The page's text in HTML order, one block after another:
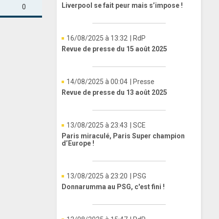
0
Liverpool se fait peur mais s’impose !
16/08/2025 à 13:32
| RdP
Revue de presse du 15 août 2025
14/08/2025 à 00:04
| Presse
Revue de presse du 13 août 2025
13/08/2025 à 23:43
| SCE
Paris miraculé, Paris Super champion
d’Europe !
13/08/2025 à 23:20
| PSG
Donnarumma au PSG, c'est fini !